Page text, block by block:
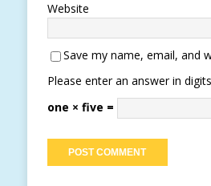
Website
Save my name, email, and
Please enter an answer in
one × five =